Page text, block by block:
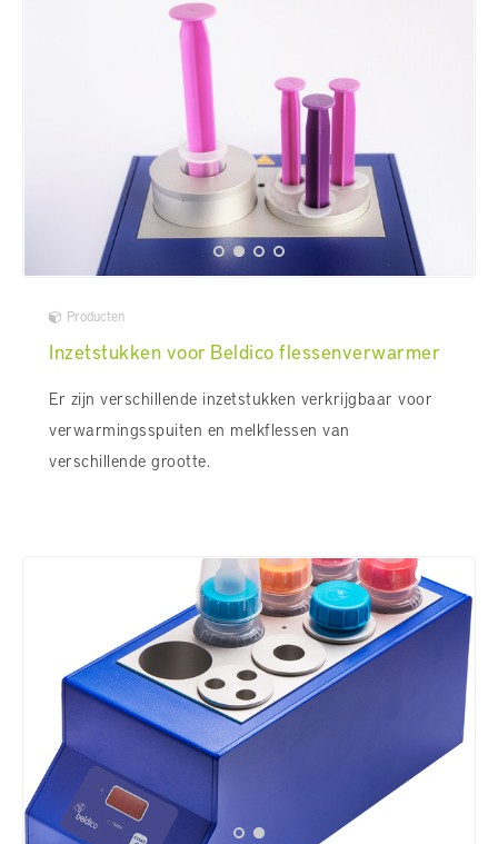
Producten
Inzetstukken voor Beldico flessenverwarmer
Er zijn verschillende inzetstukken verkrijgbaar voor
verwarmingsspuiten en melkflessen van
verschillende grootte.